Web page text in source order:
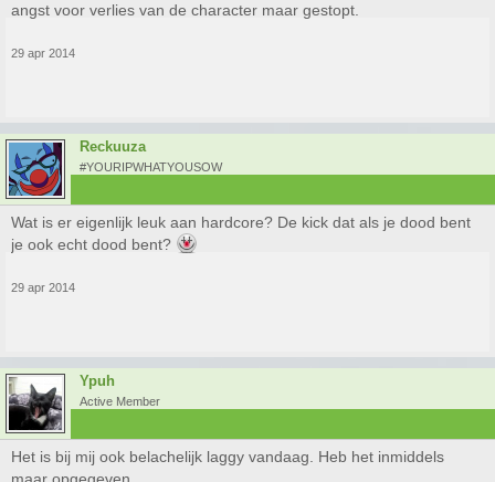
angst voor verlies van de character maar gestopt.
29 apr 2014
Reckuuza
#YOURIPWHATYOUSOW
Wat is er eigenlijk leuk aan hardcore? De kick dat als je dood bent
je ook echt dood bent?
29 apr 2014
Ypuh
Active Member
Het is bij mij ook belachelijk laggy vandaag. Heb het inmiddels